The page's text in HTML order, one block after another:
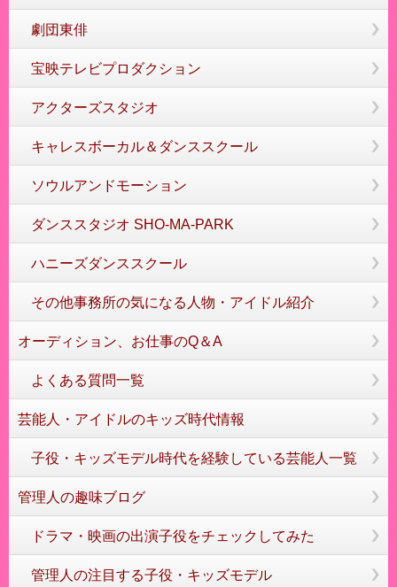
劇団東俳
宝映テレビプロダクション
アクターズスタジオ
キャレスボーカル＆ダンススクール
ソウルアンドモーション
ダンススタジオ SHO-MA-PARK
ハニーズダンススクール
その他事務所の気になる人物・アイドル紹介
オーディション、お仕事のQ＆A
よくある質問一覧
芸能人・アイドルのキッズ時代情報
子役・キッズモデル時代を経験している芸能人一覧
管理人の趣味ブログ
ドラマ・映画の出演子役をチェックしてみた
管理人の注目する子役・キッズモデル